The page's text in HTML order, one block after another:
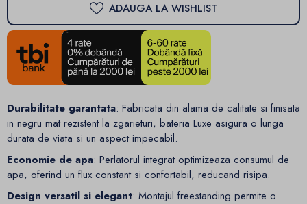
ADAUGA LA WISHLIST
Durabilitate garantata: Fabricata din alama de calitate si finisata
in negru mat rezistent la zgarieturi, bateria Luxe asigura o lunga
durata de viata si un aspect impecabil.
Economie de apa: Perlatorul integrat optimizeaza consumul de
apa, oferind un flux constant si confortabil, reducand risipa.
Design versatil si elegant: Montajul freestanding permite o